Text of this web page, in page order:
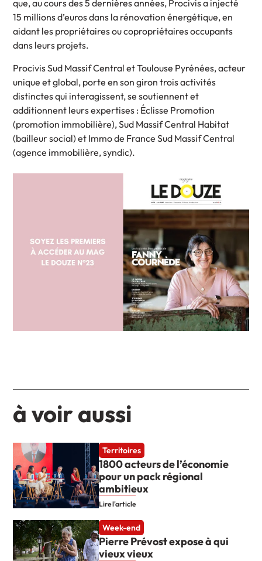
que, au cours des 5 dernières années, Procivis a injecté
15 millions d’euros dans la rénovation énergétique, en
aidant les propriétaires ou copropriétaires occupants
dans leurs projets.
Procivis Sud Massif Central et Toulouse Pyrénées, acteur
unique et global, porte en son giron trois activités
distinctes qui interagissent, se soutiennent et
additionnent leurs expertises : Éclisse Promotion
(promotion immobilière), Sud Massif Central Habitat
(bailleur social) et Immo de France Sud Massif Central
(agence immobilière, syndic).
à voir aussi
Territoires
1800 acteurs de l’économie
pour un pack régional
ambitieux
Lire l'article
Week-end
Pierre Prévost expose à qui
vieux vieux